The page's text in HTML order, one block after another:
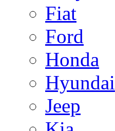
Fiat
Ford
Honda
Hyundai
Jeep